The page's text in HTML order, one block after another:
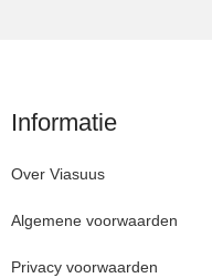
Informatie
Over Viasuus
Algemene voorwaarden
Privacy voorwaarden